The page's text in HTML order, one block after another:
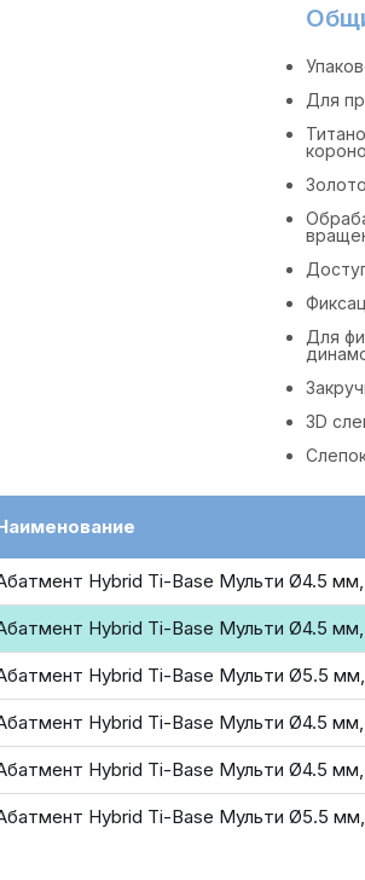
Для
Для
3D
Hybrid Ti-Base Мульти Ø4.5
Hybrid Ti-Base Мульти Ø4.5
Hybrid Ti-Base Мульти Ø5.5
Hybrid Ti-Base Мульти Ø4.5
Hybrid Ti-Base Мульти Ø4.5
Hybrid Ti-Base Мульти Ø5.5